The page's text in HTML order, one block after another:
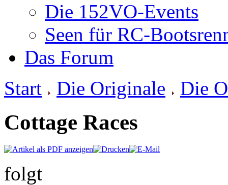
Die 152VO-Events
Seen für RC-
Das Forum
Start
Die Originale Die
Cottage Races
folgt